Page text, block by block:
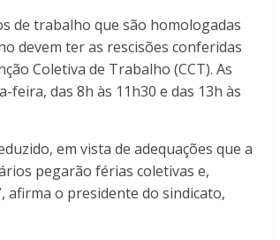
de trabalho que são homologadas
devem ter as rescisões conferidas
Coletiva de Trabalho (CCT). As
das 8h às 11h30 e das 13h às
em vista de adequações que a
pegarão férias coletivas e,
afirma o presidente do sindicato,